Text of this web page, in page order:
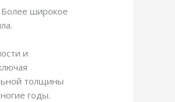
Более широкое
и
толщины
годы.